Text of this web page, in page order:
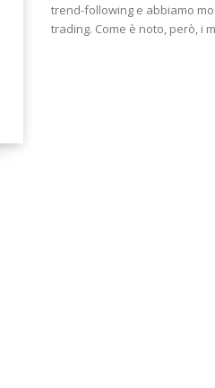
trend-following e abbiamo
trading. Come è noto, però, i